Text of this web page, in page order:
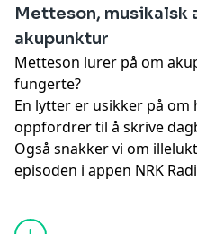
Metteson, musikalsk
akupunktur
Metteson lurer på om
fungerte?
En lytter er usikker på om
oppfordrer til å skrive
Også snakker vi om
episoden i appen NRK